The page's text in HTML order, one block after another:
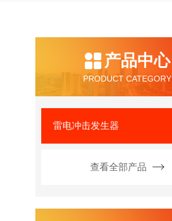
产品中心
PRODUCT CATEGORY
雷电冲击发生器
查看全部产品